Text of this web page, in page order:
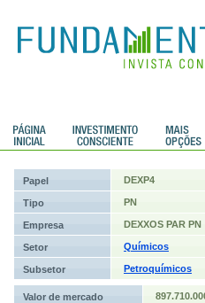
Papel DEXP4
Tipo PN
Empresa DEXXOS PAR PN
Setor Químicos
Subsetor Petroquímicos
Valor de mercado